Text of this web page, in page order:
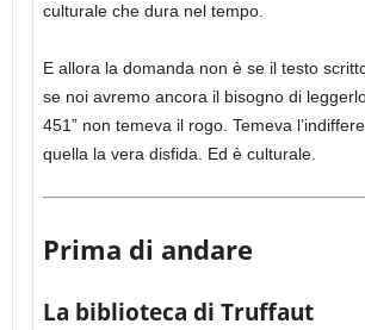
culturale che dura nel tempo.
E allora la domanda non è se il testo
se noi avremo ancora il bisogno di
451” non temeva il rogo. Temeva
quella la vera disfida. Ed è culturale.
Prima di andare
La biblioteca di Truffaut